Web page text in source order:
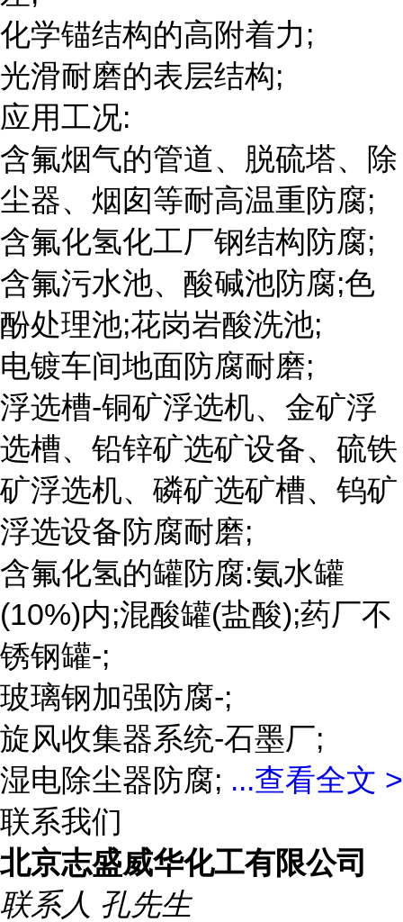
化学锚结构的高附着力;
光滑耐磨的表层结构;
应用工况:
含氟烟气的管道、脱硫塔、除
尘器、烟囱等耐高温重防腐;
含氟化氢化工厂钢结构防腐;
含氟污水池、酸碱池防腐;色
酚处理池;花岗岩酸洗池;
电镀车间地面防腐耐磨;
浮选槽-铜矿浮选机、金矿浮
选槽、铅锌矿选矿设备、硫铁
矿浮选机、磷矿选矿槽、钨矿
浮选设备防腐耐磨;
含氟化氢的罐防腐:氨水罐
(10%)内;混酸罐(盐酸);药厂不
锈钢罐-;
玻璃钢加强防腐-;
旋风收集器系统-石墨厂;
湿电除尘器防腐; ...查看全文 >
联系我们
北京志盛威华化工有限公司
联系人 孔先生